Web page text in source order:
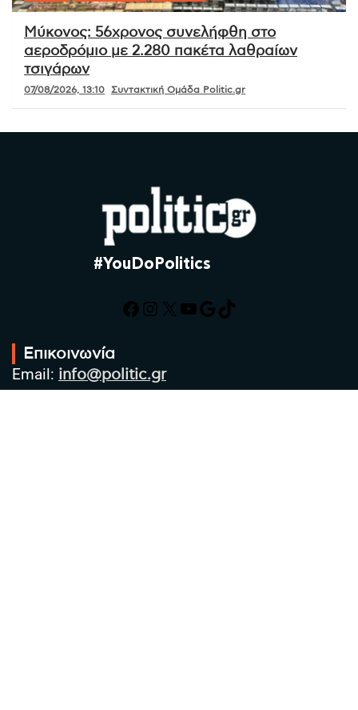
Μύκονος: 56χρονος συνελήφθη στο
αεροδρόμιο με 2.280 πακέτα λαθραίων
τσιγάρων
07/08/2026, 13:10 Συντακτική Ομάδα Politic.gr
#YouDoPolitics
Facebook
Instagram
X YouTube
Google
TikTok
Επικοινωνία
Email: info@politic.gr
Τηλ: